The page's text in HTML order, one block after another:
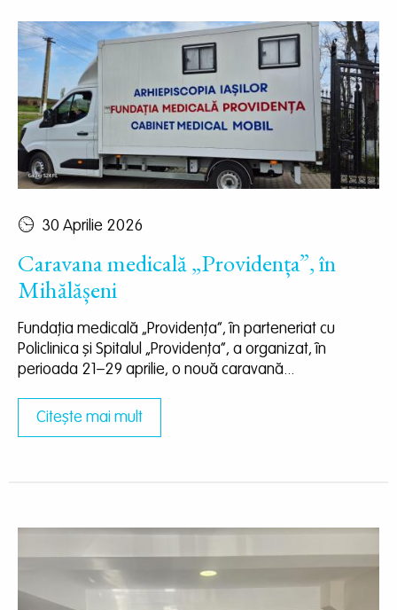
30 Aprilie 2026
Caravana medicală „Providența”, în
Mihălășeni
Fundația medicală „Providența”, în parteneriat cu
Policlinica și Spitalul „Providența”, a organizat, în
perioada 21–29 aprilie, o nouă caravană...
Citește mai mult